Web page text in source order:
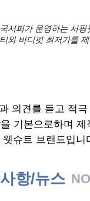
서퍼가 운영하는 서
와 바디핏 최저가를
의견를 듣고 적
을 기본으로하며
슈트 브랜드입니
항/뉴스